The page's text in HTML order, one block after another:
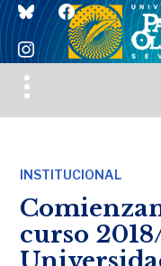
blueskyfacebook
instagram
Toggle
sidebar
INSTITUCIONAL
curso